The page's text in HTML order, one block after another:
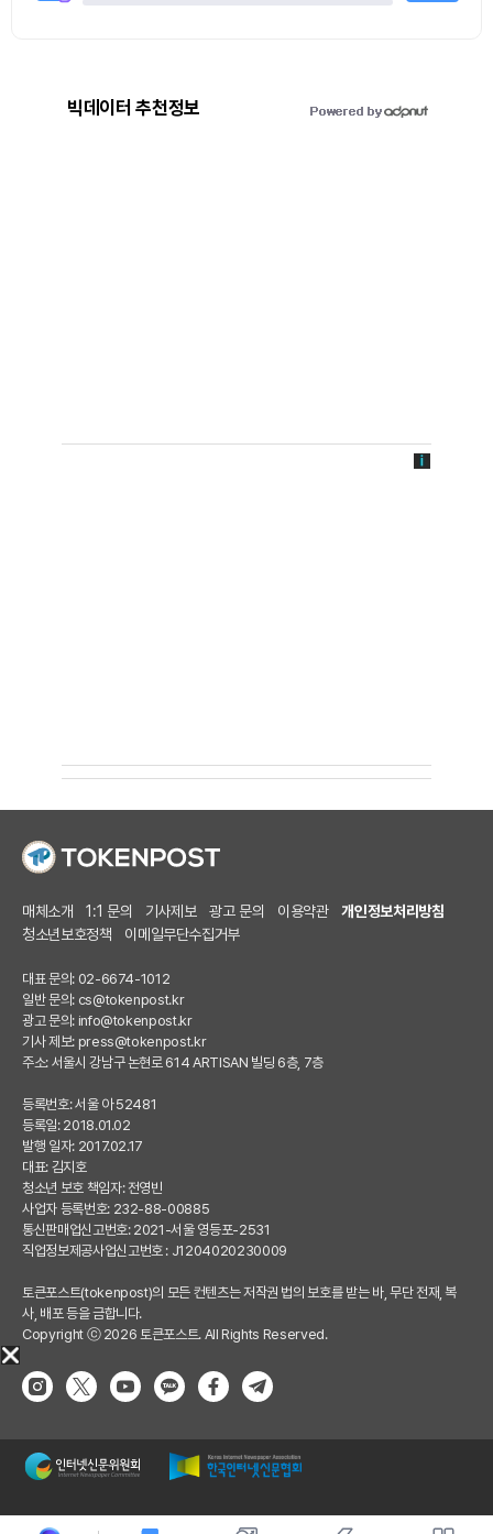
빅데이터 추천정보
매체소개 1:1 문의 기사제보 광고 문의 이용약관
개인정보처리방침
청소년보호정책
이메일무단수집거부
대표 문의: 02-6674-1012
일반 문의: cs@tokenpost.kr
광고 문의: info@tokenpost.kr
기사 제보: press@tokenpost.kr
주소: 서울시 강남구 논현로 614 ARTISAN 빌딩 6층, 7층
등록번호: 서울 아 52481
등록일: 2018.01.02
발행 일자: 2017.02.17
대표: 김지호
청소년 보호 책임자: 전영빈
사업자 등록번호: 232-88-00885
통신판매업신고번호: 2021-서울 영등포-2531
직업정보제공사업신고번호 : J1204020230009
토큰포스트(tokenpost)의 모든 컨텐츠는 저작권 법의 보호를 받는 바, 무단 전재, 복
사, 배포 등을 금합니다.
Copyright ⓒ 2026 토큰포스트. All Rights Reserved.